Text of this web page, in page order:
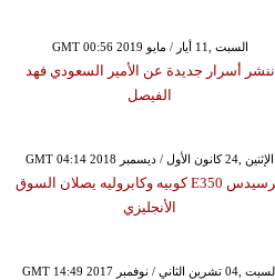
GMT 00:56 2019 السبت ,11 أيار / مايو
ننشر أسرار جديدة عن الأمير السعودي فهد
الفيصل
GMT 04:14 2018 الإثنين ,24 كانون الأول / ديسمبر
مرسيدس E350 كوبيه وكابروليه يصلان السوق
الأنجليزي
GMT 14:49 2017 السبت ,04 تشرين الثاني / نوفمبر